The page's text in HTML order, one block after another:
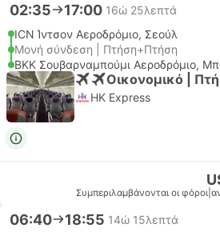
02:35 17:00 16ώ 25λεπτά
ICN Ίντσον Αεροδρόμιο, Σεούλ
Μονή σύνδεση | Πτήση+Πτήση
BKK Σουβαρναμπούμι Αεροδρόμιο,
Οικονομικό |
HK Express
Συμπεριλαμβάνονται οι φόροι
06:40 18:55 14ώ 15λεπτά